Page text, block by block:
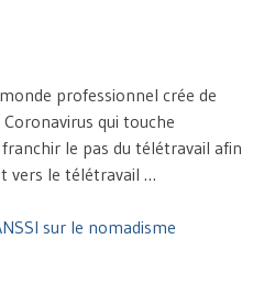
professionnel crée de
qui touche
le pas du télétravail afin
vers le télétravail …
sur le nomadisme